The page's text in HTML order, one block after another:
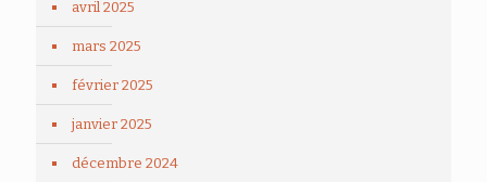
avril 2025
mars 2025
février 2025
janvier 2025
décembre 2024